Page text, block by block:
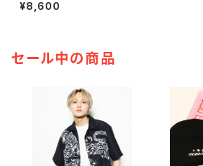
¥8,600
セール中の商品